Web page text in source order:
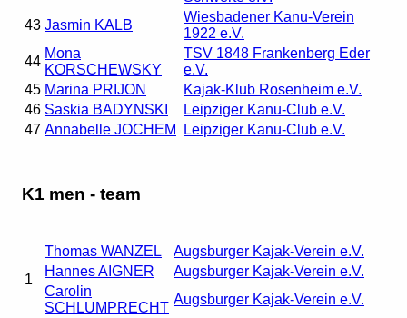
43 Jasmin KALB
Wiesbadener Kanu-Verein
1922 e.V.
44
Mona
KORSCHEWSKY
TSV 1848 Frankenberg Eder
e.V.
45 Marina PRIJON
Kajak-Klub Rosenheim e.V.
46 Saskia BADYNSKI
Leipziger Kanu-Club e.V.
47 Annabelle JOCHEM Leipziger Kanu-Club e.V.
K1 men - team
1
Thomas WANZEL
Augsburger Kajak-Verein e.V.
Hannes AIGNER
Augsburger Kajak-Verein e.V.
Carolin
SCHLUMPRECHT
Augsburger Kajak-Verein e.V.